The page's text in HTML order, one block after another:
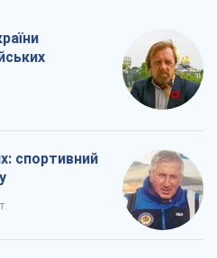
спортивний